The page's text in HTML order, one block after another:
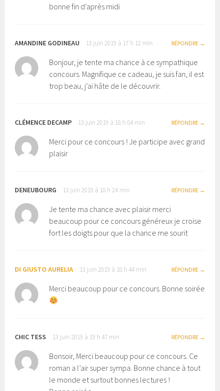
bonne fin d’après midi
AMANDINE GODINEAU 13 juin 2019 à 17 h 12 min RÉPONDRE
Bonjour, je tente ma chance à ce sympathique
concours. Magnifique ce cadeau, je suis fan, il est
trop beau, j’ai hâte de le découvrir.
CLÉMENCE DECAMP 13 juin 2019 à 18 h 04 min RÉPONDRE
Merci pour ce concours ! Je participe avec grand
plaisir
DENEUBOURG 13 juin 2019 à 18 h 24 min RÉPONDRE
Je tente ma chance avec plaisir merci
beaucoup pour ce concours généreux je croise
fort les doigts pour que la chance me sourit
DI GIUSTO AURELIA 13 juin 2019 à 18 h 44 min RÉPONDRE
Merci beaucoup pour ce concours. Bonne soirée
CHIC TESS 13 juin 2019 à 19 h 47 min RÉPONDRE
Bonsoir, Merci beaucoup pour ce concours. Ce
roman a l’air super sympa. Bonne chance à tout
le monde et surtout bonnes lectures !